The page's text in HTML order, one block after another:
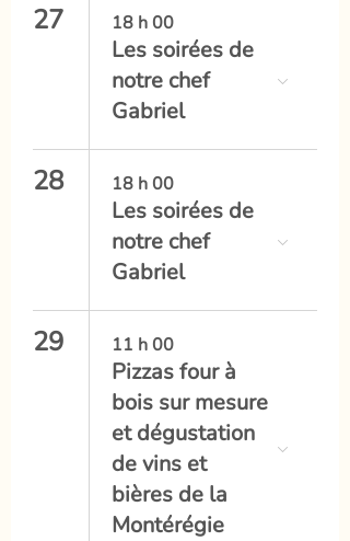
27 18 h 00
Les soirées de
notre chef
Gabriel
28 18 h 00
Les soirées de
notre chef
Gabriel
29 11 h 00
Pizzas four à
bois sur mesure
et dégustation
de vins et
bières de la
Montérégie